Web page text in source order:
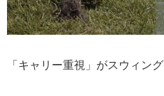
「キャリー重視」がスウィン